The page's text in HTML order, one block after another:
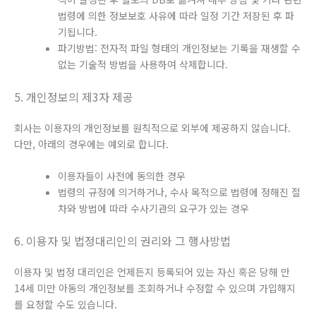
법령에 의한 정보보호 사유에 따라 일정 기간 저장된 후 파
기됩니다.
파기방법: 전자적 파일 형태의 개인정보는 기록을 재생할 수
없는 기술적 방법을 사용하여 삭제합니다.
5. 개인정보의 제3자 제공
회사는 이용자의 개인정보를 원칙적으로 외부에 제공하지 않습니다.
다만, 아래의 경우에는 예외로 합니다.
이용자들이 사전에 동의한 경우
법령의 규정에 의거하거나, 수사 목적으로 법령에 정해진 절
차와 방법에 따라 수사기관의 요구가 있는 경우
6. 이용자 및 법정대리인의 권리와 그 행사방법
이용자 및 법정 대리인은 언제든지 등록되어 있는 자신 혹은 당해 만
14세 미만 아동의 개인정보를 조회하거나 수정할 수 있으며 가입해지
를 요청할 수도 있습니다.